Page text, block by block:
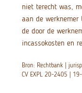
niet terecht was,
aan de werknemer
de door de
incassokosten en
Bron: Rechtbank |
CV EXPL 20-2405 |